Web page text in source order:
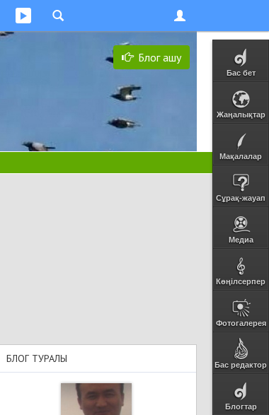
Бас бет
Жаңалықтар
Мақалалар
Сұрақ-жауап
Медиа
Көңілсерпер
Фотогалерея
Бас редактор
Блогтар
Блог ашу
БЛОГ ТУРАЛЫ